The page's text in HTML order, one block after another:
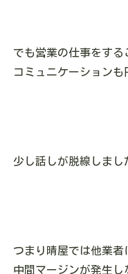
でも営業の仕事をす
コミュニケーションも
少し話しが脱線しまし
つまり晴屋では他業
中間マージンが発生し